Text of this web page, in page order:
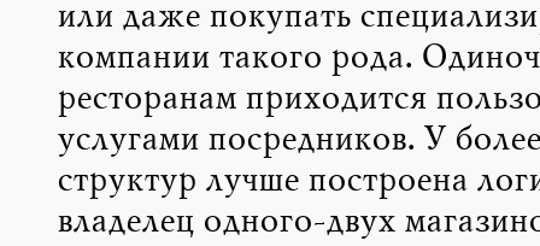
или даже покупать
компании такого рода.
ресторанам приходится
услугами посредников. У
структур лучше построена
владелец одного-двух